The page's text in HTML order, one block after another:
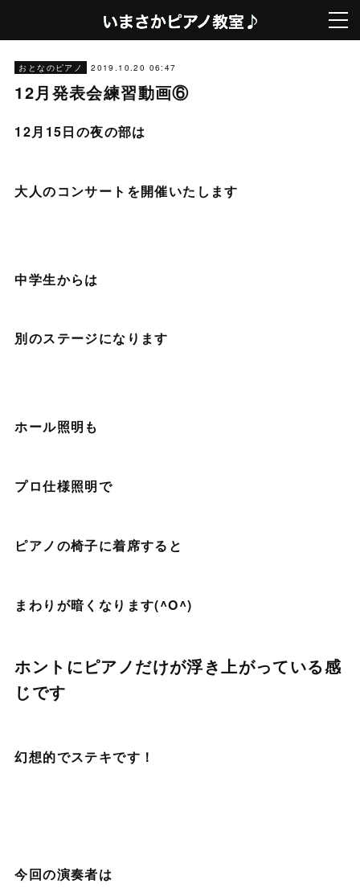
おとなのピアノ 2019.10.20 06:47
12月発表会練習動画⑥
12月15日の夜の部は
大人のコンサートを開催いたします
中学生からは
別のステージになります
ホール照明も
プロ仕様照明で
ピアノの椅子に着席すると
まわりが暗くなります(^O^)
ホントにピアノだけが浮き上がっている感
じです
幻想的でステキです！
今回の演奏者は